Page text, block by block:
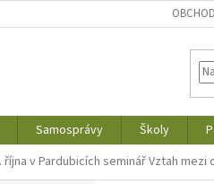
Samosprávy Školy
října v Pardubicích seminář Vztah